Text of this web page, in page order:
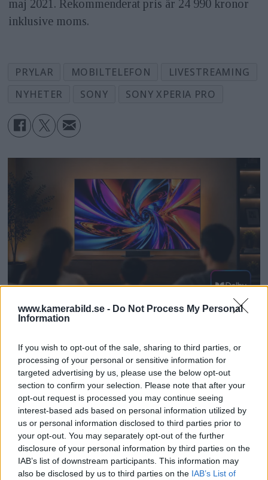
www.kamerabild.se - Do Not Process My Personal
Information
If you wish to opt-out of the sale, sharing to third parties, or
processing of your personal or sensitive information for
targeted advertising by us, please use the below opt-out
section to confirm your selection. Please note that after your
opt-out request is processed you may continue seeing
interest-based ads based on personal information utilized by
us or personal information disclosed to third parties prior to
your opt-out. You may separately opt-out of the further
disclosure of your personal information by third parties on the
IAB’s list of downstream participants. This information may
also be disclosed by us to third parties on the IAB’s List of
maj 2021. Rekommenderat pris är 24 990 kronor
inklusive moms.
PRYLAR MOBILTELEFON
LIVESTREAMING
NYHETER
SONY SONY XPERIA PRO
nästa generation HDR ger
bättre bild
För de som älskar både film och dynamiskt
omfång släpps nu Dolby Vision 2, en ny
bildmotor som analyserar bilden och scenen
och förbättrar den för tittaren.